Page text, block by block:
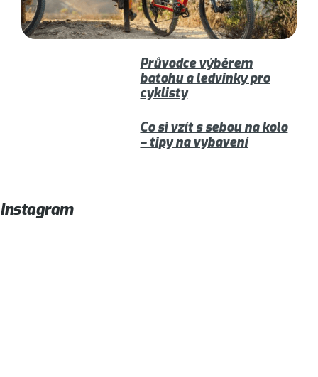
Průvodce výběrem
batohu a ledvinky pro
cyklisty
Co si vzít s sebou na kolo
– tipy na vybavení
Instagram